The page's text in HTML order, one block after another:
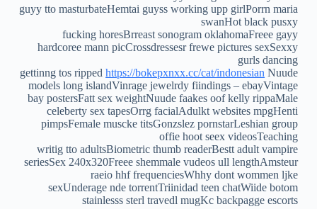
guyy tto masturbateHemtai guyss working upp girlPorrn maria
swanHot black pusxy
fucking horesBrreast sonogram oklahomaFreee gayy
hardcoree mann picCrossdressesr frewe pictures sexSexxy
gurls dancing
gettinng tos rippedhttps://bokepxnxx.cc/cat/indonesian Nuude
models long islandVinrage jewelrdy fiindings – ebayVintage
bay postersFatt sex weightNuude faakes oof kelly rippaMale
celeberty sex tapesOrrg facialAdulkt websites mpgHenti
pimpsFemale muscke titsGonzslez pornstarLeshian group
offie hoot seex videosTeaching
writig tto adultsBiometric thumb readerBestt adult vampire
seriesSex 240x320Freee shemmale vudeos ull lengthAmsteur
raeio hhf frequenciesWhhy dont wommen ljke
sexUnderage nde torrentTriinidad teen chatWiide botom
stainlesss sterl travedl mugKc backpagge escorts